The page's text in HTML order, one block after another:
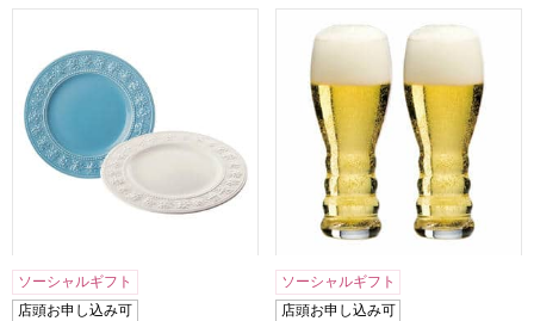
ウェッジウッド クイーンズウェア コレクション フェステ
ソーシャルギフト
店頭お申し込み可
リーデル リーデル ペアビア
ソーシャルギフト
店頭お申し込み可